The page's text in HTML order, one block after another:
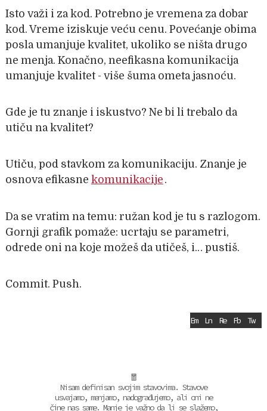
Isto važi i za kod. Potrebno je vremena za dobar
kod. Vreme iziskuje veću cenu. Povećanje obima
posla umanjuje kvalitet, ukoliko se ništa drugo
ne menja. Konačno, neefikasna komunikacija
umanjuje kvalitet - više šuma ometa jasnoću.
Gde je tu znanje i iskustvo? Ne bi li trebalo da
utiču na kvalitet?
Utiču, pod stavkom za komunikaciju. Znanje je
osnova efikasne komunikacije .
Da se vratim na temu: ružan kod je tu s razlogom.
Gornji grafik pomaže: ucrtaju se parametri,
odrede oni na koje možeš da utičeš, i… pustiš.
Commit. Push.
Tw
Fb
Re
Ln
Em
🧧
Nisam definisan svojim stavovima. Stavove
usvajamo, menjamo, nadograđujemo, ali oni ne
čine nas same. Manje je važno da li se slažemo,